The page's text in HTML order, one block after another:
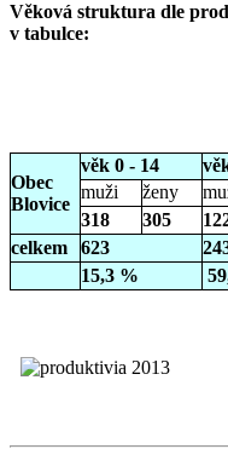
Věková struktura dle
v tabulce:
Obec
Blovice
věk 0 - 14
muži
ženy
318
305
celkem
623
15,3 %